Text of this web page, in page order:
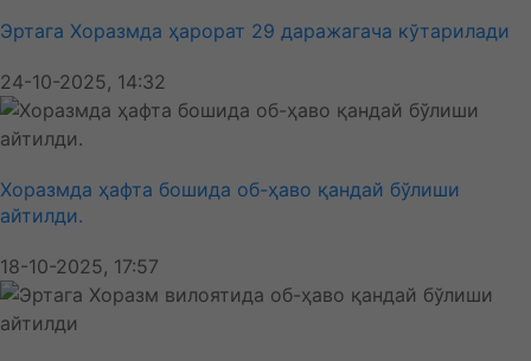
Эртага Хоразмда ҳарорат 29 даражагача кўтарилади
24-10-2025, 14:32
Хоразмда ҳафта бошида об-ҳаво қандай бўлиши
айтилди.
18-10-2025, 17:57